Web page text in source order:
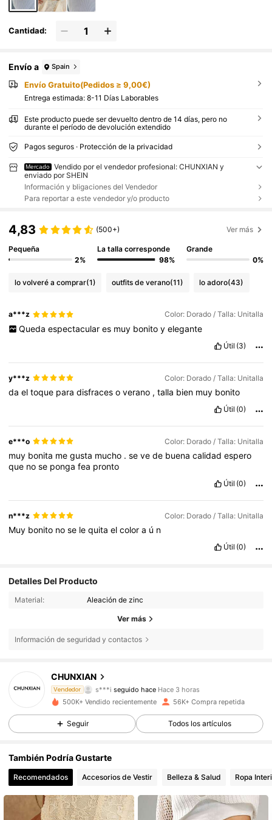
Cantidad:
Envío a Spain
Envío Gratuito(Pedidos ≥ 9,00€)
Entrega estimada: 8-11 Días Laborables
Este producto puede ser devuelto dentro de 14 días, pero no
durante el período de devolución extendido
Pagos seguros · Protección de la privacidad
Mercado
Vendido por el vendedor profesional: CHUNXIAN y
enviado por SHEIN
Información y bligaciones del Vendedor
Para reportar a este vendedor y/o producto
4,83 (500+) Ver más
Pequeña
2%
La talla corresponde
98%
Grande
0%
lo volveré a comprar(1) outfits de verano(11) lo adoro(43)
a***z Color: Dorado / Talla: Unitalla
Queda espectacular es muy bonito y elegante
Útil (3)
y***z Color: Dorado / Talla: Unitalla
daeltoque paradisfracesoverano ,talla bien muy bonito
Útil (0)
e***o Color: Dorado / Talla: Unitalla
muy bonita megusta mucho .sevede buenacalidadespero
que nose pongafea pronto
Útil (0)
n***z Color: Dorado / Talla: Unitalla
Muy bonito nose lequitaelcolora ú n
Útil (0)
Detalles Del Producto
Material: Aleación de zinc
Ver más
Información de seguridad y contactos
CHUNXIAN
Vendedor
s***i
a***s está navegando
4,80 6.4K Seguidores
500K+ Vendido recientemente 56K+ Compra repetida
Seguir Todos los artículos
También Podría Gustarte
Recomendados Accesorios de Vestir Belleza & Salud Ropa